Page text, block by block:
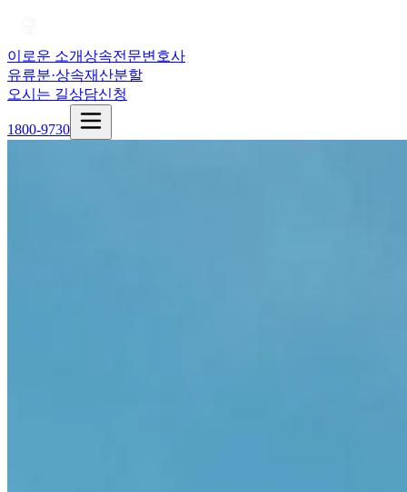
이로운 소개상속전문변호사
유류분·상속재산분할
오시는 길상담신청
1800-9730